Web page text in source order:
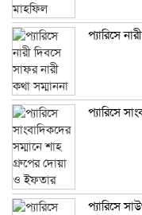
প্যারিসে
প্যারিসে
প্যারিসে